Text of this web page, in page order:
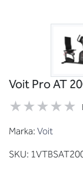
Voit Pro AT
Marka: Voit
SKU: